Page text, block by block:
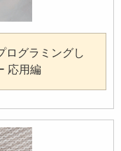
ログラミングし
応用編